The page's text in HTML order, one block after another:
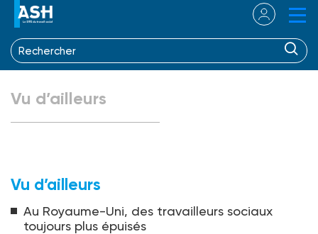
Vu d’ailleurs
Vu d’ailleurs
Au Royaume-Uni, des travailleurs sociaux
toujours plus épuisés